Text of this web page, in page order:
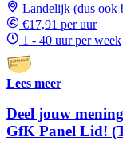
Landelijk (dus ook
€17,91 per uur
1 - 40 uur per week
Lees meer
Deel jouw
GfK Panel Lid!